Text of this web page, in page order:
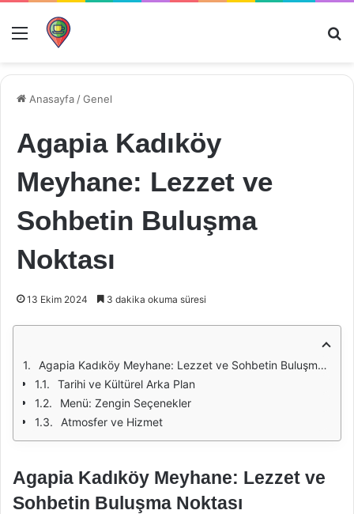
Menü
Anasayfa /Genel
Agapia Kadıköy
Meyhane: Lezzet ve
Sohbetin Buluşma
Noktası
13 Ekim 2024 3 dakika okuma süresi
Agapia Kadıköy Meyhane: Lezzet ve Sohbetin Buluşma Noktası
Tarihi ve Kültürel Arka Plan
Menü: Zengin Seçenekler
Atmosfer ve Hizmet
Agapia Kadıköy Meyhane: Lezzet ve
Sohbetin Buluşma Noktası